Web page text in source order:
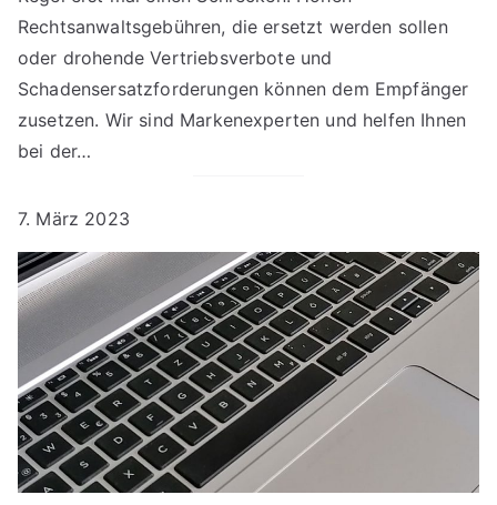
Rechtsanwaltsgebühren, die ersetzt werden sollen
oder drohende Vertriebsverbote und
Schadensersatzforderungen können dem Empfänger
zusetzen. Wir sind Markenexperten und helfen Ihnen
bei der…
7. März 2023